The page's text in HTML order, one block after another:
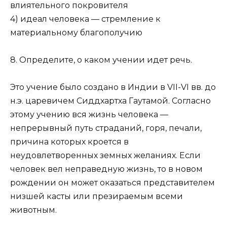
влиятельного покровителя
4) идеал человека — стремление к
материальному благо­получию
8. Определите, о каком учении идет речь.
Это учение было создано в Индии в VII-VI вв. до
н.э. цареви­чем Сиддхартха Гаутамой. Согласно
этому учению вся жизнь человека —
непрерывный путь страданий, горя, печали,
причи­на которых кроется в
неудовлетворенных земных желаниях. Если
человек вел неправедную жизнь, то в новом
рождении он может оказаться представителем
низшей касты или презирае­мым всеми
животным.